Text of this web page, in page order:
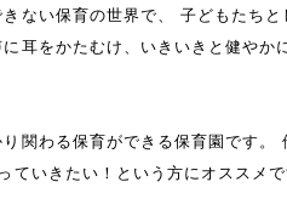
ない保育の世界で、 子どもたちと
耳をかたむけ、いきいきと健やか
関わる保育ができる保育園です。
ていきたい！という方にオススメで